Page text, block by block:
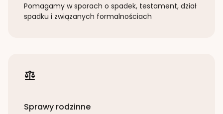
Pomagamy w sporach o spadek, testament, dział
spadku i związanych formalnościach
Sprawy rodzinne